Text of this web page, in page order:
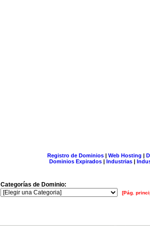
Registro de Dominios| Web Hosting |
Dominios Expirados | Industrias |
Categorías de Dominio:
[Pág.